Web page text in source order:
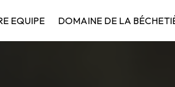
EQUIPE DOMAINE DE LA